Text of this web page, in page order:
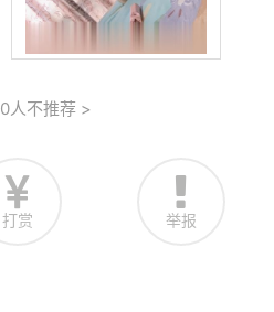
0人不推荐 >
打赏 举报